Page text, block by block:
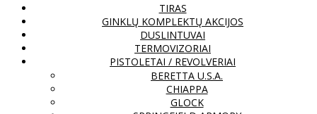
TIRAS
GINKLŲ KOMPLEKTŲ AKCIJOS
DUSLINTUVAI
TERMOVIZORIAI
PISTOLETAI / REVOLVERIAI
BERETTA U.S.A.
CHIAPPA
GLOCK